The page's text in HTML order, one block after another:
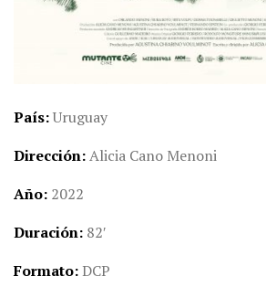
País Uruguay
Dirección Alicia Cano Menoni
Año 2022
Duración 82′
Formato DCP